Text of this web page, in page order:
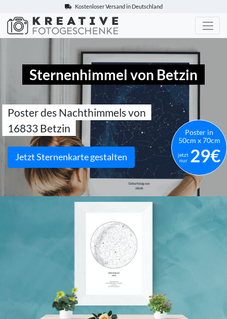
Kostenloser Versand in Deutschland
Kreative-Fotogeschenke.de
Sternenhimmel von Betzin
Poster des Nachthimmels von
16833 Betzin
Jetzt Sternenkarte gestalten
Poster in
50cm x 70cm
jetzt
nur 29€